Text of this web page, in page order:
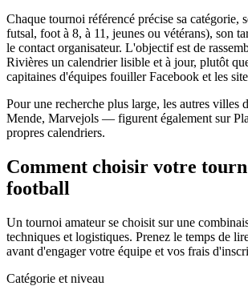
Chaque tournoi référencé précise sa catégorie,
futsal, foot à 8, à 11, jeunes ou vétérans), son
le contact organisateur. L'objectif est de
Rivières un calendrier lisible et à jour, plutôt
capitaines d'équipes fouiller Facebook et les
Pour une recherche plus large, les autres villes
Mende, Marvejols — figurent également sur
propres calendriers.
Comment choisir votre
football
Un tournoi amateur se choisit sur une
techniques et logistiques. Prenez le temps de
avant d'engager votre équipe et vos frais
Catégorie et niveau